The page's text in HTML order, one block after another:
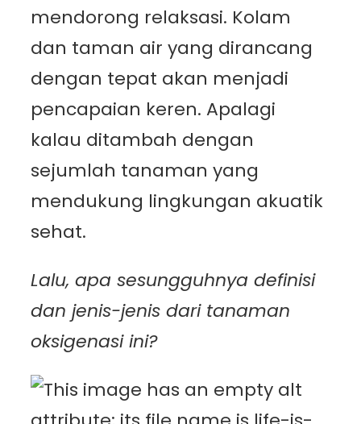
mendorong relaksasi. Kolam
dan taman air yang dirancang
dengan tepat akan menjadi
pencapaian keren. Apalagi
kalau ditambah dengan
sejumlah tanaman yang
mendukung lingkungan akuatik
sehat.
Lalu, apa sesungguhnya definisi
dan jenis-jenis dari tanaman
oksigenasi ini?